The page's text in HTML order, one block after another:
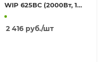
WIP 625ВС (2000Вт, 1
комф.8 уровней темп 7
программ
2 416руб./шт